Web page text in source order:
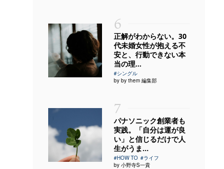
6
正解がわからない。30
代未婚女性が抱える不
安と、行動できない本
当の理...
#シングル
by by them 編集部
7
パナソニック創業者も
実践。「自分は運が良
い」と信じるだけで人
生がうま...
#HOW TO #ライフ
by 小野寺S一貴